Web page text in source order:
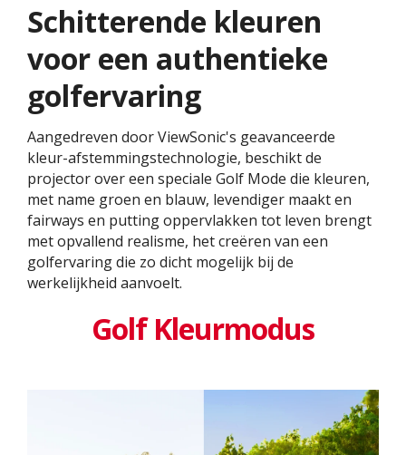
Schitterende kleuren
voor een authentieke
golfervaring
Aangedreven door ViewSonic's geavanceerde
kleur-afstemmingstechnologie, beschikt de
projector over een speciale Golf Mode die kleuren,
met name groen en blauw, levendiger maakt en
fairways en putting oppervlakken tot leven brengt
met opvallend realisme, het creëren van een
golfervaring die zo dicht mogelijk bij de
werkelijkheid aanvoelt.
Golf Kleurmodus